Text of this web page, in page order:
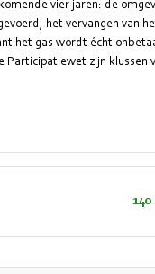
vier jaren: de
het vervangen van
het gas wordt écht
Participatiewet zijn klussen